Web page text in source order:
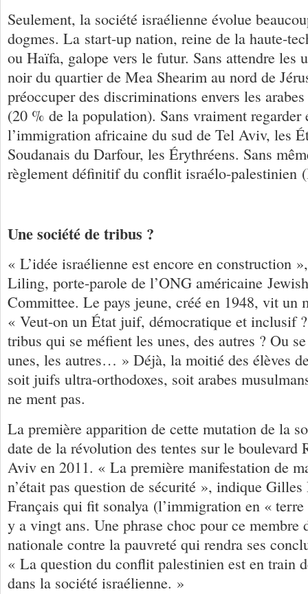
Seulement, la société israélienne évolue
dogmes. La start-up nation, reine de la haute-
ou Haïfa, galope vers le futur. Sans attendre les
noir du quartier de Mea Shearim au nord de
préoccuper des discriminations envers les
(20 % de la population). Sans vraiment regarder
l’immigration africaine du sud de Tel Aviv, les
Soudanais du Darfour, les Érythréens. Sans
règlement définitif du conflit israélo-palestinien
Une société de tribus ?
« L’idée israélienne est encore en construction
Liling, porte-parole de l’ONG américaine
Committee. Le pays jeune, créé en 1948, vit un
« Veut-on un État juif, démocratique et inclusif
tribus qui se méfient les unes, des autres ? Ou
unes, les autres… » Déjà, la moitié des élèves
soit juifs ultra-orthodoxes, soit arabes
ne ment pas.
La première apparition de cette mutation de la
date de la révolution des tentes sur le boulevard
Aviv en 2011. « La première manifestation de
n’était pas question de sécurité », indique
Français qui fit sonalya (l’immigration en «
y a vingt ans. Une phrase choc pour ce membre
nationale contre la pauvreté qui rendra ses
« La question du conflit palestinien est en train
dans la société israélienne. »